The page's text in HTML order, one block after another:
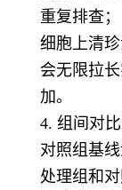
重复排查；
细胞上清
会无限拉
加。
4. 组间对
对照组基
处理组和